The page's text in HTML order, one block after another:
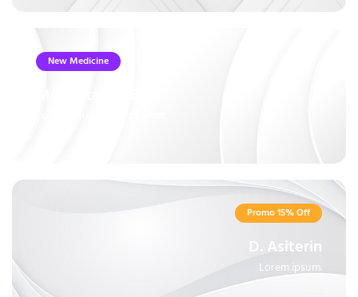
New Medicine
Promo 15% Off
D. Asiterin
Lorem ipsum.